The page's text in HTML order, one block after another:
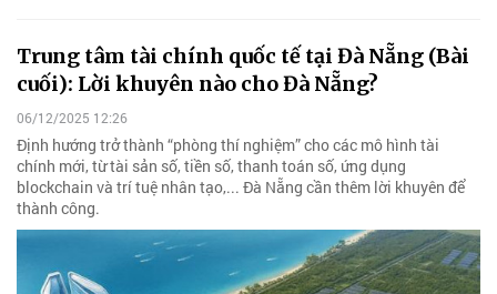
Trung tâm tài chính quốc tế tại Đà Nẵng (Bài
cuối): Lời khuyên nào cho Đà Nẵng?
06/12/2025 12:26
Định hướng trở thành “phòng thí nghiệm” cho các mô hình tài
chính mới, từ tài sản số, tiền số, thanh toán số, ứng dụng
blockchain và trí tuệ nhân tạo,... Đà Nẵng cần thêm lời khuyên để
thành công.